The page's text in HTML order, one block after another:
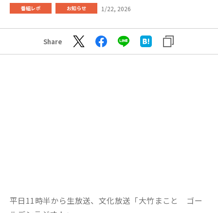
番組レポ お知らせ 1/22, 2026
Share
平日11時半から生放送、文化放送「大竹まこと ゴー